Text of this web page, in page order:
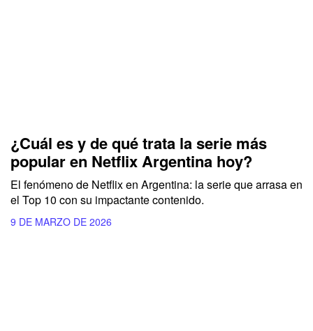
¿Cuál es y de qué trata la serie más
popular en Netflix Argentina hoy?
El fenómeno de Netflix en Argentina: la serie que arrasa en
el Top 10 con su impactante contenido.
9 DE MARZO DE 2026